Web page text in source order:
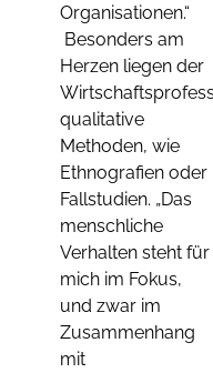
Organisationen.“
Besonders am
Herzen liegen der
qualitative
Methoden, wie
Ethnografien oder
Fallstudien. „Das
menschliche
Verhalten steht für
mich im Fokus,
und zwar im
Zusammenhang
mit